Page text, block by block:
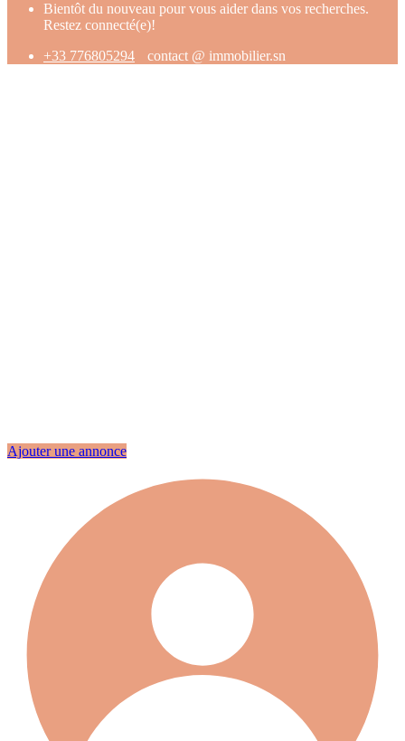
Bientôt du nouveau pour vous aider dans vos recherches.
Restez connecté(e)!
+33 776805294
contact @ immobilier.sn
Ajouter une annonce